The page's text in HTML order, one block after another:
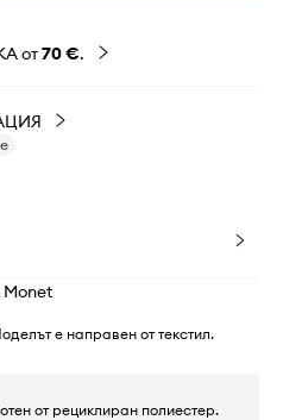
от70 €.
е направен от текстил.
от рециклиран полиестер.